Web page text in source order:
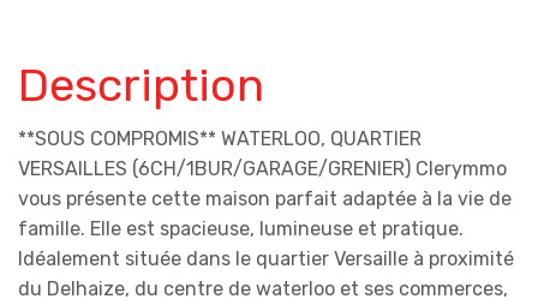
Description
**SOUS COMPROMIS** WATERLOO, QUARTIER
VERSAILLES (6CH/1BUR/GARAGE/GRENIER) Clerymmo
vous présente cette maison parfait adaptée à la vie de
famille. Elle est spacieuse, lumineuse et pratique.
Idéalement située dans le quartier Versaille à proximité
du Delhaize, du centre de waterloo et ses commerces,